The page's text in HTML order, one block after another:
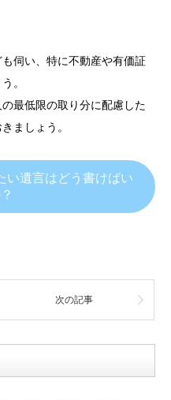
伺い、特に不動産や有価証
。
最低限の取り分に配慮した
ましょう。
い遺言はどう書けばい
次の記事